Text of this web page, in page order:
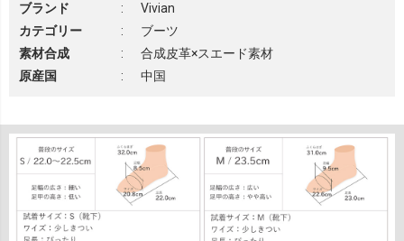
ブランド :
Vivian
カテゴリー
:
ブーツ
素材合成
:
合成皮革×スエード素材
原産国
: 中国